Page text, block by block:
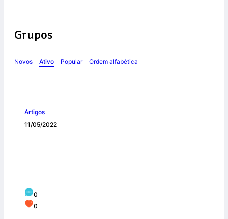
Grupos
Novos Ativo Popular Ordem alfabética
Artigos
11/05/2022
0
0